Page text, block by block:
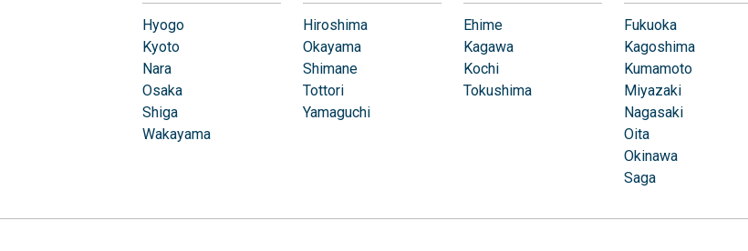
Hyogo
Kyoto
Nara
Osaka
Shiga
Wakayama
Hiroshima
Okayama
Shimane
Tottori
Yamaguchi
Ehime
Kagawa
Kochi
Tokushima
Fukuoka
Kagoshima
Kumamoto
Miyazaki
Nagasaki
Oita
Okinawa
Saga